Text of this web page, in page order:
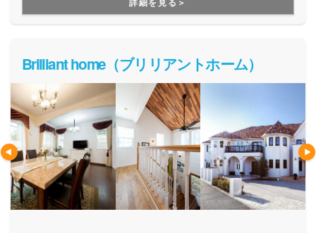
しさ」と「自由」に出会える、 生き方を変える住ま
します。
Brilliant home（ブリリアントホーム）